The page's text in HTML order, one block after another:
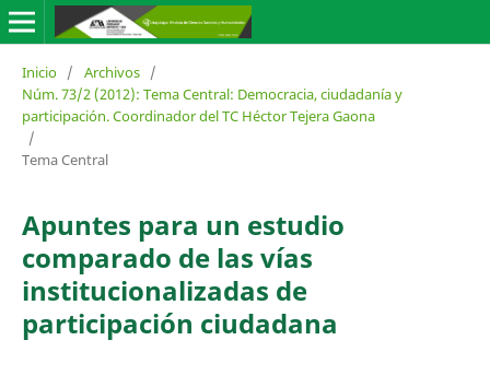
Inicio / Archivos /
Núm. 73/2 (2012): Tema Central: Democracia, ciudadanía y
participación. Coordinador del TC Héctor Tejera Gaona
/
Tema Central
Apuntes para un estudio
comparado de las vías
institucionalizadas de
participación ciudadana